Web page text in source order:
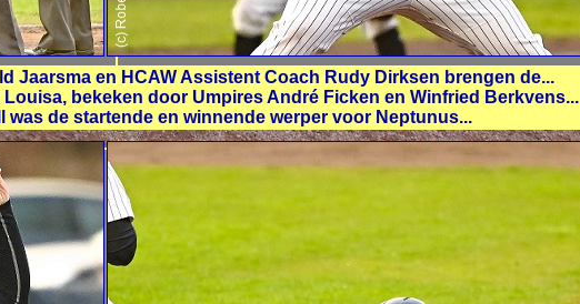
Jaarsma en HCAW Assistent Coach Rudy Dirksen brengen de...
bekeken door Umpires André Ficken en Winfried Berkvens...
was de startende en winnende werper voor Neptunus...